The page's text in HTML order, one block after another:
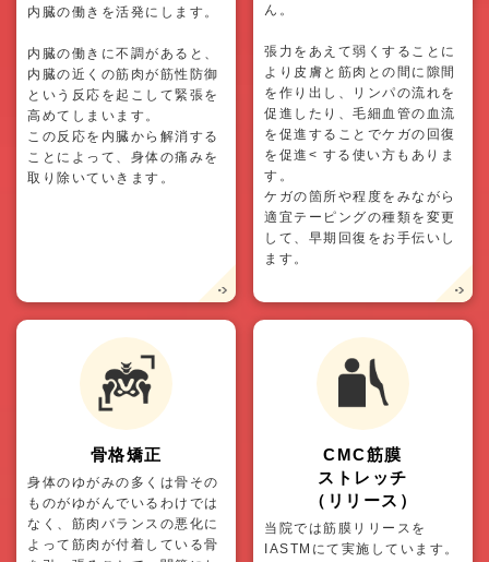
内臓の働きを活発にします。
内臓の働きに不調があると、
内臓の近くの筋肉が筋性防御
という反応を起こして緊張を
高めてしまいます。
この反応を内臓から解消する
ことによって、身体の痛みを
取り除いていきます。
ん。
張力をあえて弱くすることに
より皮膚と筋肉との間に隙間
を作り出し、リンパの流れを
促進したり、毛細血管の血流
を促進することでケガの回復
を促進< する使い方もありま
す。
ケガの箇所や程度をみながら
適宜テーピングの種類を変更
して、早期回復をお手伝いし
ます。
骨格矯正
身体のゆがみの多くは骨その
ものがゆがんでいるわけでは
なく、筋肉バランスの悪化に
よって筋肉が付着している骨
CMC筋膜
ストレッチ
（リリース）
当院では筋膜リリースを
IASTMにて実施しています。